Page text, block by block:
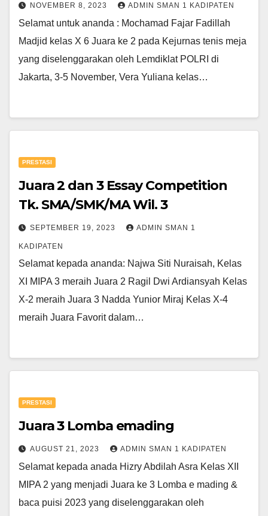
NOVEMBER 8, 2023 ADMIN SMAN 1 KADIPATEN
Selamat untuk ananda : Mochamad Fajar Fadillah
Madjid kelas X 6 Juara ke 2 pada Kejurnas tenis meja
yang diselenggarakan oleh Lemdiklat POLRI di
Jakarta, 3-5 November, Vera Yuliana kelas…
PRESTASI
Juara 2 dan 3 Essay Competition
Tk. SMA/SMK/MA Wil. 3
SEPTEMBER 19, 2023 ADMIN SMAN 1
KADIPATEN
Selamat kepada ananda: Najwa Siti Nuraisah, Kelas
XI MIPA 3 meraih Juara 2 Ragil Dwi Ardiansyah Kelas
X-2 meraih Juara 3 Nadda Yunior Miraj Kelas X-4
meraih Juara Favorit dalam…
PRESTASI
Juara 3 Lomba emading
AUGUST 21, 2023 ADMIN SMAN 1 KADIPATEN
Selamat kepada anada Hizry Abdilah Asra Kelas XII
MIPA 2 yang menjadi Juara ke 3 Lomba e mading &
baca puisi 2023 yang diselenggarakan oleh